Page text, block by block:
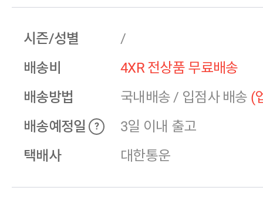
시즌/성별
/
배송비
4XR 전상품 무료배송
배송방법
국내배송 / 입점사 배송 (
배송예정일
?
3일 이내 출고
택배사
대한통운